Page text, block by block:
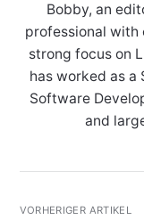
Bobby, an
professional with
strong focus on
has worked as a
Software
and
VORHERIGER ARTIKEL